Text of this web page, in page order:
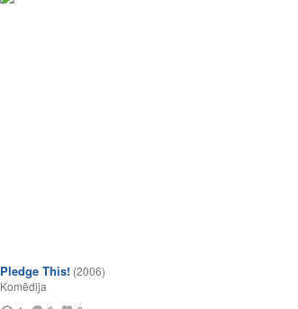
Pledge This! (2006)
Komēdija